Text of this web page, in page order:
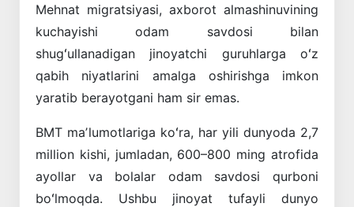
Mehnat migratsiyasi, axborot almashinuvining
kuchayishi odam savdosi bilan
shugʻullanadigan jinoyatchi guruhlarga oʻz
qabih niyatlarini amalga oshirishga imkon
yaratib berayotgani ham sir emas.
BMT maʼlumotlariga koʻra, har yili dunyoda 2,7
million kishi, jumladan, 600–800 ming atrofida
ayollar va bolalar odam savdosi qurboni
boʻlmoqda. Ushbu jinoyat tufayli dunyo